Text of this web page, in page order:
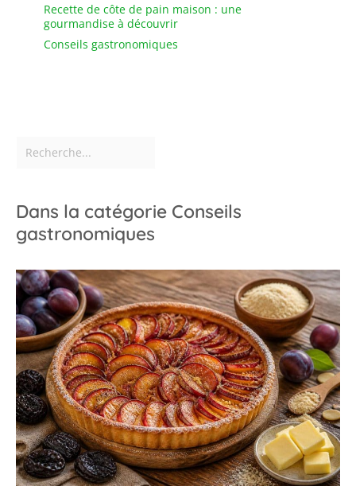
Recette de côte de pain maison : une
gourmandise à découvrir
Conseils gastronomiques
Dans la catégorie Conseils
gastronomiques